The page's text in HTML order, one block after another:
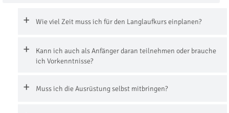
Wie viel Zeit muss ich für den Langlaufkurs einplanen?
Kann ich auch als Anfänger daran teilnehmen oder brauche
ich Vorkenntnisse?
Muss ich die Ausrüstung selbst mitbringen?